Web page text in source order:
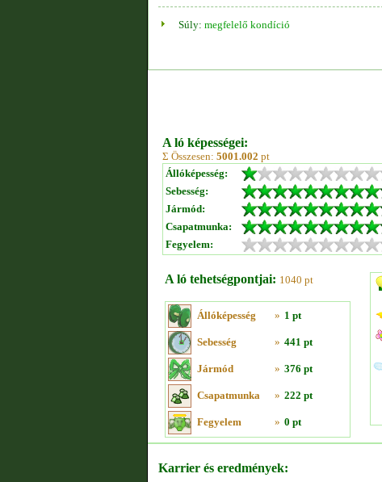
Súly: megfelelő kondíció
A ló képességei:
Σ Összesen: 5001.002 pt
Állóképesség:
Sebesség:
Jármód:
Csapatmunka:
Fegyelem:
A ló tehetségpontjai: 1040 pt
Állóképesség » 1 pt
Sebesség » 441 pt
Jármód » 376 pt
Csapatmunka » 222 pt
Fegyelem » 0 pt
Karrier és eredmények: